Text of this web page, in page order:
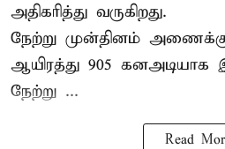
அதிகரித்து வருகிறது.
நேற்று முன்தினம் அணைக்கு
ஆயிரத்து 905 கனஅடியாக
நேற்று ...
Read